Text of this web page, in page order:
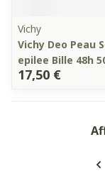
Vichy
Vichy Deo Peau
epilee Bille 48h
17,50 €